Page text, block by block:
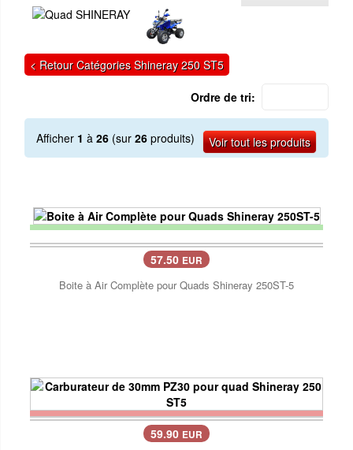
< Retour Catégories Shineray 250 ST5
Ordre de tri:
Afficher 1 à 26 (sur 26 produits) Voir tout les produits
57.50 EUR
Boite à Air Complète pour Quads Shineray 250ST-5
59.90 EUR